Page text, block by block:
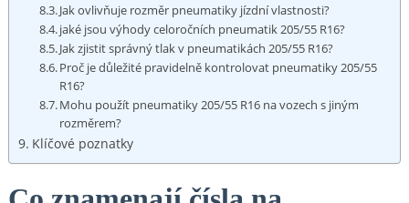
Jak ovlivňuje rozměr pneumatiky jízdní vlastnosti?
jaké jsou ⁤výhody celoročních pneumatik 205/55 R16?
Jak zjistit⁢ správný tlak v pneumatikách 205/55 R16?
Proč je důležité pravidelně kontrolovat pneumatiky 205/55
‍R16?
Mohu použít pneumatiky 205/55 R16 na vozech s jiným⁣
rozměrem?
Klíčové poznatky